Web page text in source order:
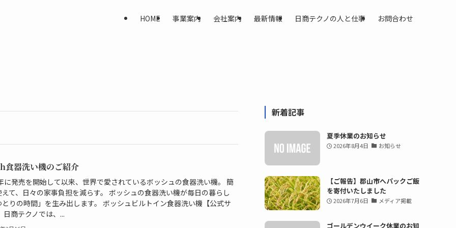
HOME 事業案内 会社案内 最新情報 日商テクノの人と仕事 お問合わせ
食器洗い機のご紹介
に発売を開始して以来、世界で愛されているボッシュの食器洗い機。 簡
て、日々の家事負担を減らす。 ボッシュの食器洗い機が毎日の暮らし
とりの時間」を生み出します。 ボッシュビルトイン食器洗い機【公式サ
日商テクノでは、...
新着記事
夏季休業のお知らせ
2026年8月4日 お知らせ
【ご報告】郡山市へパックご飯
を寄付いたしました
2026年7月6日 メディア掲載
ゴールデンウイーク休業のお知